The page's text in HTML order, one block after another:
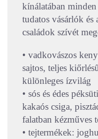
kínálatában
tudatos vásárlók és
családok szívét
• vadkovászos
sajtos, teljes
különleges ízvilág
• sós és édes
kakaós csiga,
falatban kézműves
• tejtermékek: